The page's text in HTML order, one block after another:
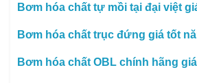
Bơm hóa chất tự mồi tại đại việt
Bơm hóa chất trục đứng giá tốt
Bơm hóa chất OBL chính hãng